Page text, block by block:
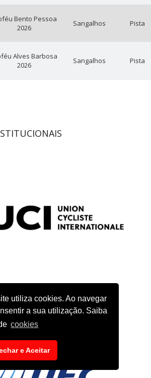
utiliza cookies. Ao navegar
a sua utilização. Saiba
cookies
e Aceitar
Bento Pessoa
2026
Sangalhos Pista
Alves Barbosa
2026
Sangalhos Pista